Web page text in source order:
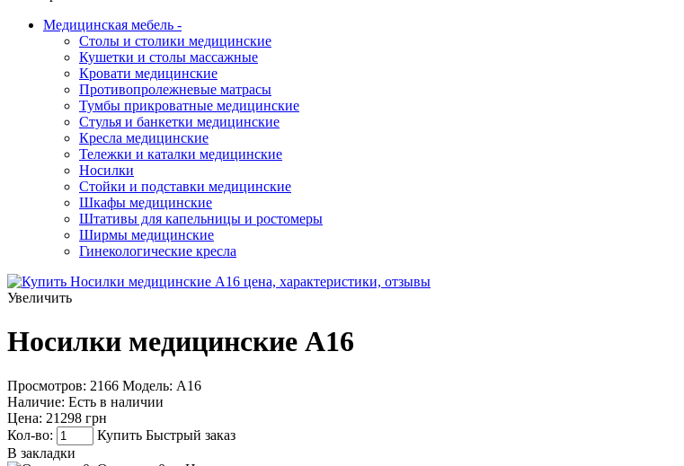
Медицинская мебель -
Столы и столики медицинские
Кушетки и столы массажные
Кровати медицинские
Противопролежневые матрасы
Тумбы прикроватные медицинские
Стулья и банкетки медицинские
Кресла медицинские
Тележки и каталки медицинские
Носилки
Стойки и подставки медицинские
Шкафы медицинские
Штативы для капельницы и ростомеры
Ширмы медицинские
Гинекологические кресла
Увеличить
Носилки медицинские A16
Просмотров: 2166 Модель: А16
Наличие: Есть в наличии
Цена: 21298 грн
Кол-во:
Купить Быстрый заказ
В закладки